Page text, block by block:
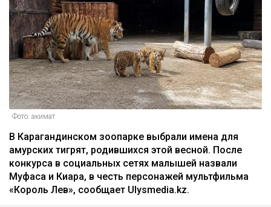
Фото: акимат
В Карагандинском зоопарке выбрали имена для
амурских тигрят, родившихся этой весной. После
конкурса в социальных сетях малышей назвали
Муфаса и Киара, в честь персонажей мультфильма
«Король Лев», сообщает Ulysmedia.kz.